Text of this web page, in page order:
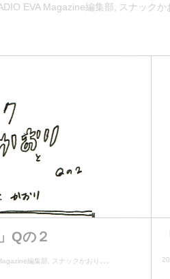
EVA Magazine編集部 スナックか
Qの２
編集部 スナックかおりとよし子